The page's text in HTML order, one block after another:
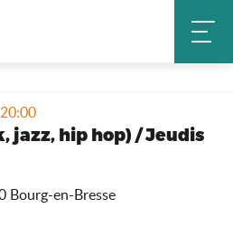
/ Jeudis du Kiosque
jazz, hip hop) / Jeudis
Bourg-en-Bresse